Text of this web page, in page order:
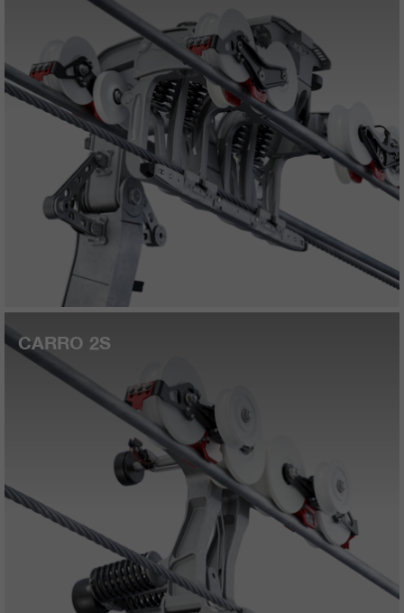
CARRO 2S